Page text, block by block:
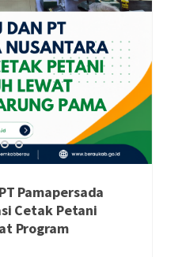
Pamapersada
Cetak Petani
Program